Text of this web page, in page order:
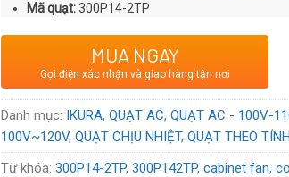
Mã quạt:300P14-2TP
Thương hiệu: Quạt AC IKURA
: Thương hiệu Nhật Bản
Voltage:115VAC
MUA NGAY
Gọi điện xác nhận và giao hàng tận nơi
Danh mục: IKURA,QUẠT AC,QUẠT AC - 100V-
100V~120V,QUẠT CHỊU NHIỆT,QUẠT THEO
Từ khóa:300P14-2TP,300P142TP,cabinet fan,